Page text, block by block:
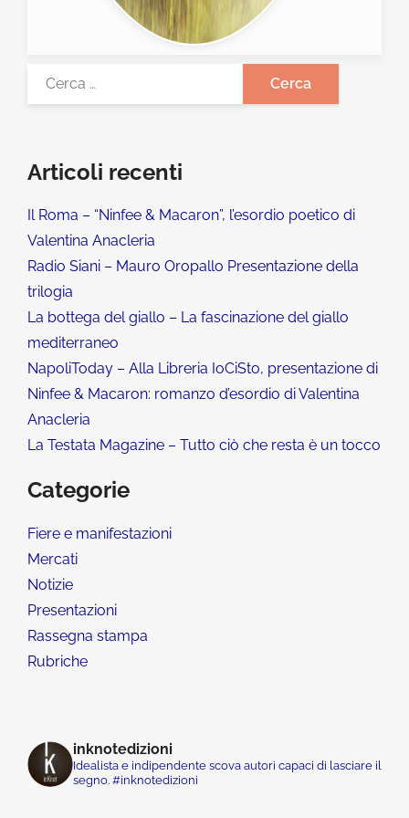
Articoli recenti
Il Roma – “Ninfee & Macaron”, l’esordio poetico di
Valentina Anacleria
Radio Siani – Mauro Oropallo Presentazione della
trilogia
La bottega del giallo – La fascinazione del giallo
mediterraneo
NapoliToday – Alla Libreria IoCiSto, presentazione di
Ninfee & Macaron: romanzo d’esordio di Valentina
Anacleria
La Testata Magazine – Tutto ciò che resta è un tocco
Categorie
Fiere e manifestazioni
Mercati
Notizie
Presentazioni
Rassegna stampa
Rubriche
inknotedizioni
Idealista e indipendente scova autori capaci di lasciare il
segno. #inknotedizioni